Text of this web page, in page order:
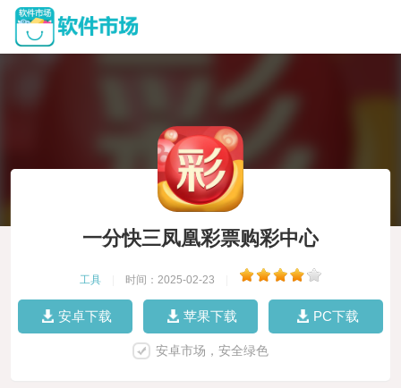
一分快三凤凰彩票购彩中心
工具 时间：2025-02-23
安卓下载 苹果下载 PC下载
安卓市场，安全绿色